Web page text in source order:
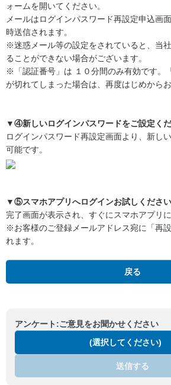
ォームを開いてください。
メールはログインパスワード再設定申込画
時送信されます。
※迷惑メール等の設定をされていると、当
ることができない場合がございます。
※「認証番号」は １０分間のみ有効です。
が切れてしまった場合は、再度はじめから
▼④新しいログインパスワードをご設定くだ
ログインパスワード再設定画面より、新し
可能です。
▼⑤スマホアプリへログインお試しください
完了画面が表示され、すぐにスマホアプリ
※お客様のご登録メールアドレス宛に「再
れます。
戻る
アンケート:ご意見をお聞かせください
(選択してください)
送信する